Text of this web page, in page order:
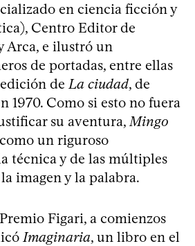
en ciencia ficción y
Centro Editor de
Arca, e ilustró un
de portadas, entre ellas
deLa ciudad, de
1970. Como si esto no fuera
su aventura,Mingo
un riguroso
técnica y de las múltiples
imagen y la palabra.
Figari, a comienzos
Imaginaria, un libro en el